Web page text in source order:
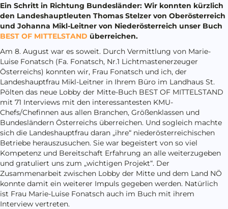
Ein Schritt in Richtung Bundesländer: Wir konnten kürzlich
den Landeshauptleuten Thomas Stelzer von Oberösterreich
und Johanna Mikl-Leitner von Niederösterreich unser Buch
BEST OF MITTELSTAND überreichen.
Am 8. August war es soweit. Durch Vermittlung von Marie-
Luise Fonatsch (Fa. Fonatsch, Nr.1 Lichtmastenerzeuger
Österreichs) konnten wir, Frau Fonatsch und ich, der
Landeshauptfrau Mikl-Leitner in Ihrem Büro im Landhaus St.
Pölten das neue Lobby der Mitte-Buch BEST OF MITTELSTAND
mit 71 Interviews mit den interessantesten KMU-
Chefs/Chefinnen aus allen Branchen, Größenklassen und
Bundesländern Österreichs überreichen. Und sogleich machte
sich die Landeshauptfrau daran „ihre“ niederösterreichischen
Betriebe herauszusuchen. Sie war begeistert von so viel
Kompetenz und Bereitschaft Erfahrung an alle weiterzugeben
und gratuliert uns zum „wichtigen Projekt“. Der
Zusammenarbeit zwischen Lobby der Mitte und dem Land NÖ
konnte damit ein weiterer Impuls gegeben werden. Natürlich
ist Frau Marie-Luise Fonatsch auch im Buch mit ihrem
Interview vertreten.